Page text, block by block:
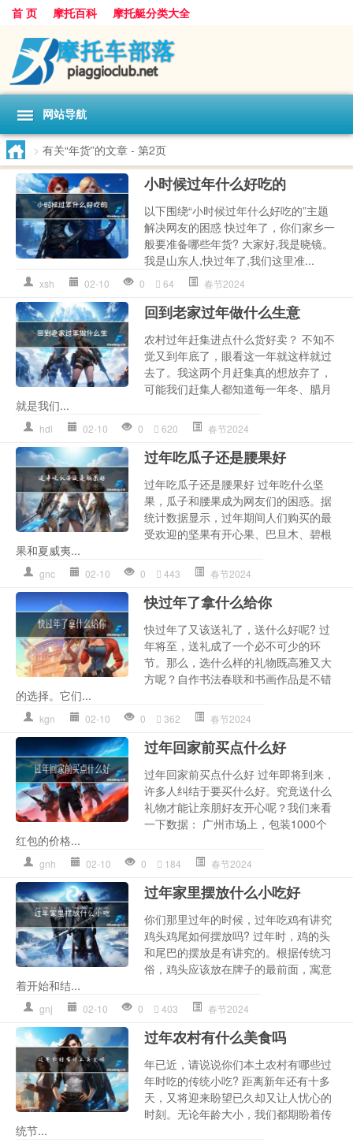
首 页 摩托百科 摩托艇分类大全
网站导航
> 有关“年货”的文章 - 第2页
小时候过年什么好吃的
以下围绕“小时候过年什么好吃的”主题
解决网友的困惑 快过年了，你们家乡一
般要准备哪些年货? 大家好,我是晓镜。
我是山东人,快过年了,我们这里准...
xsh 02-10 0 64 春节2024
回到老家过年做什么生意
农村过年赶集进点什么货好卖？ 不知不
觉又到年底了，眼看这一年就这样就过
去了。我这两个月赶集真的想放弃了，
可能我们赶集人都知道每一年冬、腊月
就是我们...
hdl 02-10 0 620 春节2024
过年吃瓜子还是腰果好
过年吃瓜子还是腰果好 过年吃什么坚
果，瓜子和腰果成为网友们的困惑。据
统计数据显示，过年期间人们购买的最
受欢迎的坚果有开心果、巴旦木、碧根
果和夏威夷...
gnc 02-10 0 443 春节2024
快过年了拿什么给你
快过年了又该送礼了，送什么好呢? 过
年将至，送礼成了一个必不可少的环
节。那么，选什么样的礼物既高雅又大
方呢？自作书法春联和书画作品是不错
的选择。它们...
kgn 02-10 0 362 春节2024
过年回家前买点什么好
过年回家前买点什么好 过年即将到来，
许多人纠结于要买什么好。究竟送什么
礼物才能让亲朋好友开心呢？我们来看
一下数据： 广州市场上，包装1000个
红包的价格...
gnh 02-10 0 184 春节2024
过年家里摆放什么小吃好
你们那里过年的时候，过年吃鸡有讲究
鸡头鸡尾如何摆放吗? 过年时，鸡的头
和尾巴的摆放是有讲究的。根据传统习
俗，鸡头应该放在牌子的最前面，寓意
着开始和结...
gnj 02-10 0 403 春节2024
过年农村有什么美食吗
年已近，请说说你们本土农村有哪些过
年时吃的传统小吃? 距离新年还有十多
天，又将迎来盼望已久却又让人忧心的
时刻。无论年龄大小，我们都期盼着传
统节...